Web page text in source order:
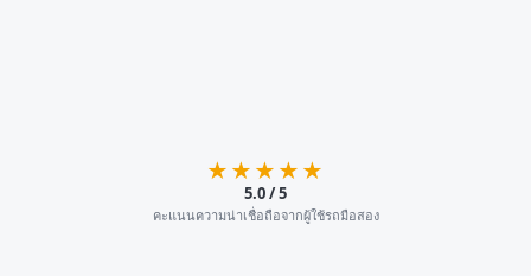
★★★★★
5.0 / 5
คะแนนความน่าเชื่อถือจากผู้ใช้รถมือสอง